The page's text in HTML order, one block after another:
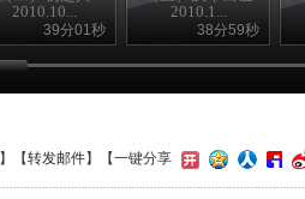
2010.10...
39分01秒
2010.1...
38分59秒
】【转发邮件】 【一键分享